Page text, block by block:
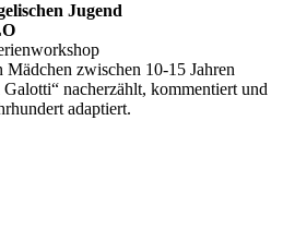
Jugend
Mädchen zwischen 10-15 Jahren
nacherzählt, kommentiert und
adaptiert.
gemeinsam eine